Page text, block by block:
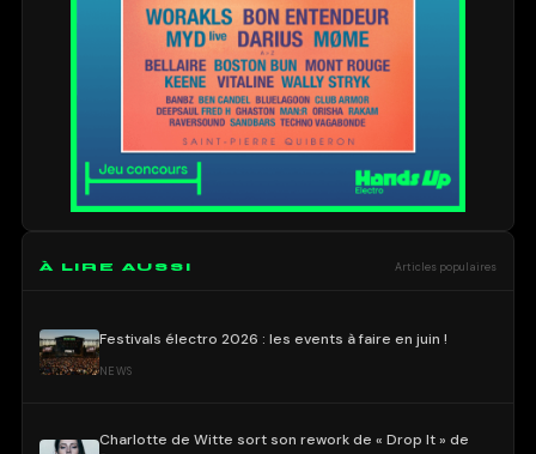
À LIRE AUSSI Articles populaires
Festivals électro 2026 : les events à faire en juin !
NEWS
Charlotte de Witte sort son rework de « Drop It » de